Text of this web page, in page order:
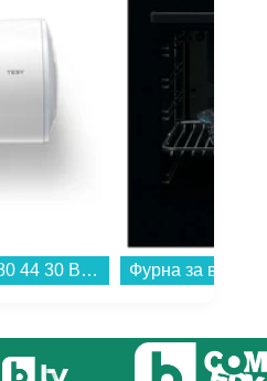
Бойлер Tesy Bilight GCHL 80 44 30 B12 TSR , 3 , 80 , C , Хоризонтален...